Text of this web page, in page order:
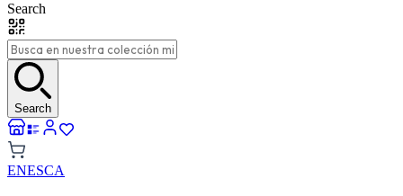
Search
Search
ENESCA